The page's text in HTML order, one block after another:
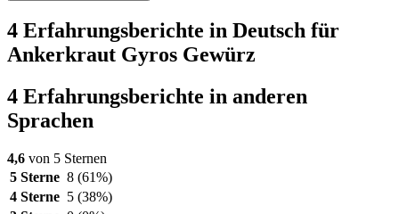
4 Erfahrungsberichte in Deutsch für
Ankerkraut Gyros Gewürz
4 Erfahrungsberichte in anderen
Sprachen
4,6 von 5 Sternen
5 Sterne 8 (61%)
4 Sterne 5 (38%)